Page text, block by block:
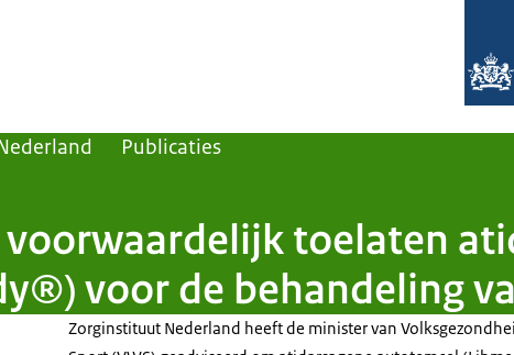
Publicaties
toelaten
voor de behandeling
Zorginstituut Nederland heeft de minister van